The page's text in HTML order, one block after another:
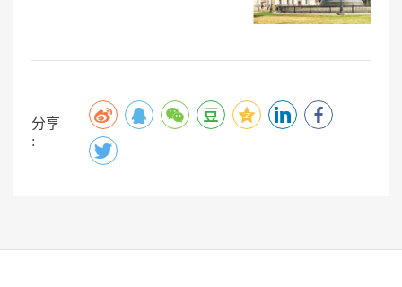
分享
: